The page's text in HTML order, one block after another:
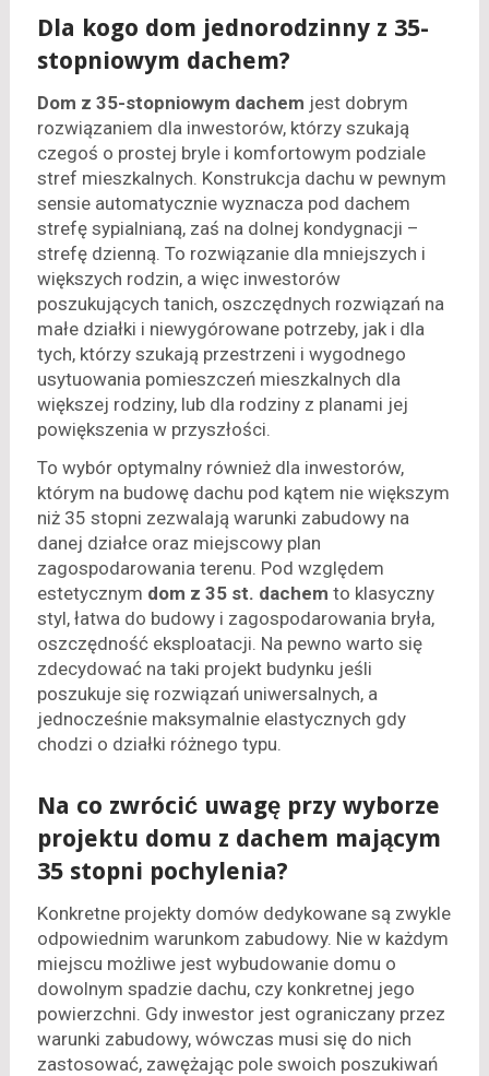
Dla kogo dom jednorodzinny z 35-
stopniowym dachem?
Dom z 35-stopniowym dachem jest dobrym
rozwiązaniem dla inwestorów, którzy szukają
czegoś o prostej bryle i komfortowym podziale
stref mieszkalnych. Konstrukcja dachu w pewnym
sensie automatycznie wyznacza pod dachem
strefę sypialnianą, zaś na dolnej kondygnacji –
strefę dzienną. To rozwiązanie dla mniejszych i
większych rodzin, a więc inwestorów
poszukujących tanich, oszczędnych rozwiązań na
małe działki i niewygórowane potrzeby, jak i dla
tych, którzy szukają przestrzeni i wygodnego
usytuowania pomieszczeń mieszkalnych dla
większej rodziny, lub dla rodziny z planami jej
powiększenia w przyszłości.
To wybór optymalny również dla inwestorów,
którym na budowę dachu pod kątem nie większym
niż 35 stopni zezwalają warunki zabudowy na
danej działce oraz miejscowy plan
zagospodarowania terenu. Pod względem
estetycznym dom z 35 st. dachem to klasyczny
styl, łatwa do budowy i zagospodarowania bryła,
oszczędność eksploatacji. Na pewno warto się
zdecydować na taki projekt budynku jeśli
poszukuje się rozwiązań uniwersalnych, a
jednocześnie maksymalnie elastycznych gdy
chodzi o działki różnego typu.
Na co zwrócić uwagę przy wyborze
projektu domu z dachem mającym
35 stopni pochylenia?
Konkretne projekty domów dedykowane są zwykle
odpowiednim warunkom zabudowy. Nie w każdym
miejscu możliwe jest wybudowanie domu o
dowolnym spadzie dachu, czy konkretnej jego
powierzchni. Gdy inwestor jest ograniczany przez
warunki zabudowy, wówczas musi się do nich
zastosować, zawężając pole swoich poszukiwań